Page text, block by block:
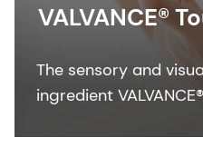
VALVANCE®
The sensory and
ingredient
anti-shine, silky